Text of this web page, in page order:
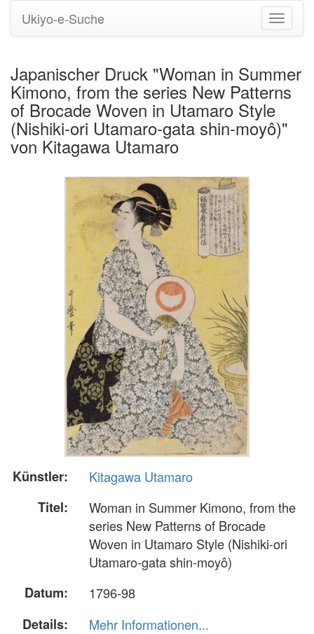
Ukiyo-e-Suche
Japanischer Druck "Woman in Summer
Kimono, from the series New Patterns
of Brocade Woven in Utamaro Style
(Nishiki-ori Utamaro-gata shin-moyô)"
von Kitagawa Utamaro
Künstler:
Kitagawa Utamaro
Titel:
Woman in Summer Kimono, from the
series New Patterns of Brocade
Woven in Utamaro Style (Nishiki-ori
Utamaro-gata shin-moyô)
Datum:
1796-98
Details:
Mehr Informationen...